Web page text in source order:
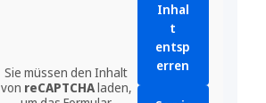
Sie müssen den Inhalt
von reCAPTCHAladen,
Inhal
t
entsp
erren